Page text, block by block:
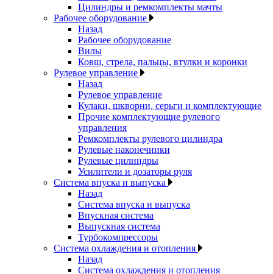
Цилиндры и ремкомплекты мачты
Рабочее оборудование
Назад
Рабочее оборудование
Вилы
Ковш, стрела, пальцы, втулки и коронки
Рулевое управление
Назад
Рулевое управление
Кулаки, шкворни, серьги и комплектующие
Прочие комплектующие рулевого
управления
Ремкомплекты рулевого цилиндра
Рулевые наконечники
Рулевые цилиндры
Усилители и дозаторы руля
Система впуска и выпуска
Назад
Система впуска и выпуска
Впускная система
Выпускная система
Турбокомпрессоры
Система охлаждения и отопления
Назад
Система охлаждения и отопления